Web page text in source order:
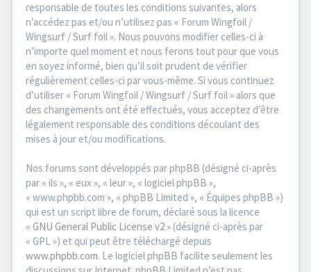
responsable de toutes les conditions suivantes, alors
n’accédez pas et/ou n’utilisez pas « Forum Wingfoil /
Wingsurf / Surf foil ». Nous pouvons modifier celles-ci à
n’importe quel moment et nous ferons tout pour que vous
en soyez informé, bien qu’il soit prudent de vérifier
régulièrement celles-ci par vous-même. Si vous continuez
d’utiliser « Forum Wingfoil / Wingsurf / Surf foil » alors que
des changements ont été effectués, vous acceptez d’être
légalement responsable des conditions découlant des
mises à jour et/ou modifications.
Nos forums sont développés par phpBB (désigné ci-après
par « ils », « eux », « leur », « logiciel phpBB »,
« www.phpbb.com », « phpBB Limited », « Équipes phpBB »)
qui est un script libre de forum, déclaré sous la licence
« GNU General Public License v2» (désigné ci-après par
« GPL ») et qui peut être téléchargé depuis
www.phpbb.com. Le logiciel phpBB facilite seulement les